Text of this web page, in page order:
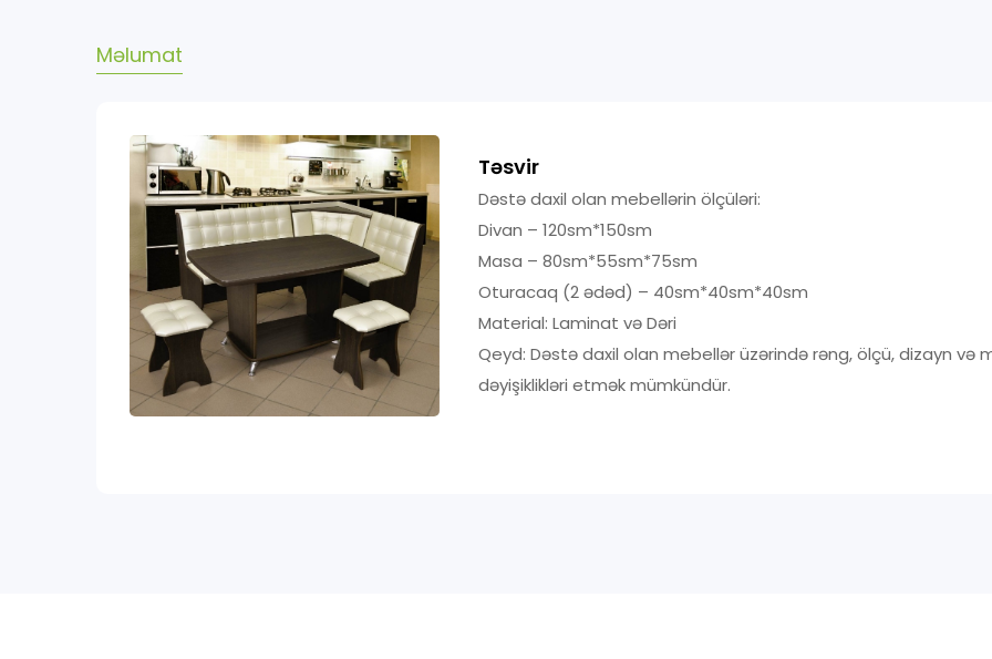
Məlumat
Təsvir
Dəstə daxil olan mebellərin ölçüləri:
Divan – 120sm*150sm
Masa – 80sm*55sm*75sm
Oturacaq (2 ədəd) – 40sm*40sm*40sm
Material: Laminat və Dəri
Qeyd: Dəstə daxil olan mebellər üzərində rəng, ölçü, dizayn və
dəyişiklikləri etmək mümkündür.